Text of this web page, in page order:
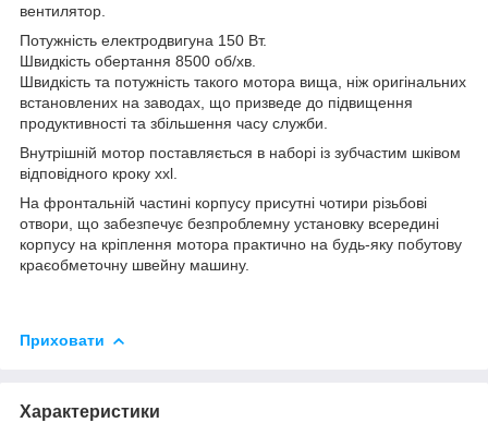
вентилятор.
Потужність електродвигуна 150 Вт.
Швидкість обертання 8500 об/хв.
Швидкість та потужність такого мотора вища, ніж оригінальних
встановлених на заводах, що призведе до підвищення
продуктивності та збільшення часу служби.
Внутрішній мотор поставляється в наборі із зубчастим шківом
відповідного кроку xxl.
На фронтальній частині корпусу присутні чотири різьбові
отвори, що забезпечує безпроблемну установку всередині
корпусу на кріплення мотора практично на будь-яку побутову
краєобметочну швейну машину.
Приховати
Характеристики